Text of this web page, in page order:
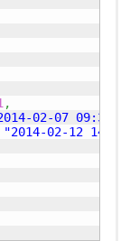
,
02-07
"2014-02-12